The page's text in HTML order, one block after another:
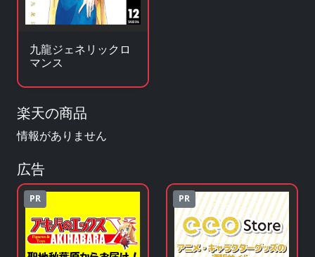
九龍ジェネリックロ
マンス
楽天の商品
情報がありません
広告
PR PR